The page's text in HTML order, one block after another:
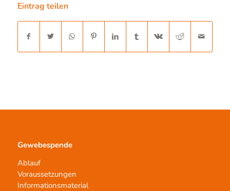
Eintrag teilen
Gewebespende
Ablauf
Voraussetzungen
Informationsmaterial